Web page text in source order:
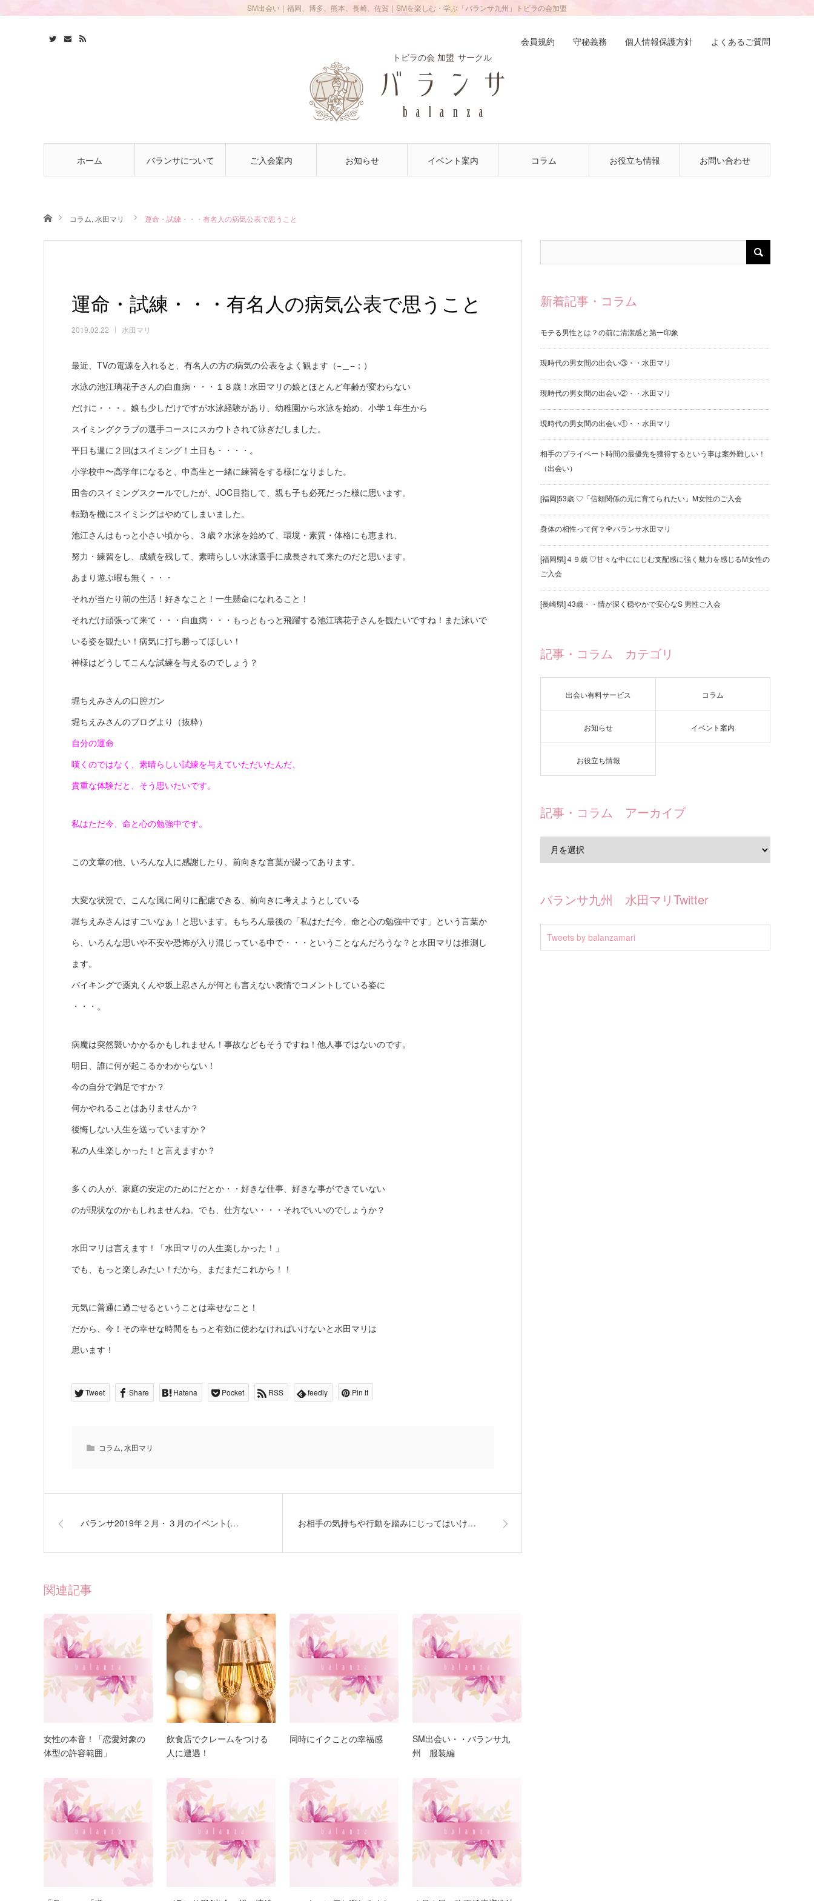
SM出会い｜福岡、博多、熊本、長崎、佐賀｜SMを楽しむ・学ぶ「バランサ九州」トビラの会加盟
トビラの会 加盟 サークル
ホーム バランサについて ご入会案内 お知らせ イベント案内 コラム お役立ち情報 お問い合わせ
会員規約 守秘義務 個人情報保護方針 よくあるご質問
ホームコラム, 水田マリ 運命・試練・・・有名人の病気公表で思うこと
運命・試練・・・有名人の病気公表で思うこと
2019.02.22 水田マリ
最近、TVの電源を入れると、有名人の方の病気の公表をよく観ます（−＿−；）
水泳の池江璃花子さんの白血病・・・１８歳！水田マリの娘とほとんど年齢が変わらない
だけに・・・。娘も少しだけですが水泳経験があり、幼稚園から水泳を始め、小学１年生から
スイミングクラブの選手コースにスカウトされて泳ぎだしました。
平日も週に２回はスイミング！土日も・・・・。
小学校中〜高学年になると、中高生と一緒に練習をする様になりました。
田舎のスイミングスクールでしたが、JOC目指して、親も子も必死だった様に思います。
転勤を機にスイミングはやめてしまいました。
池江さんはもっと小さい頃から、３歳？水泳を始めて、環境・素質・体格にも恵まれ、
努力・練習をし、成績を残して、素晴らしい水泳選手に成長されて来たのだと思います。
あまり遊ぶ暇も無く・・・
それが当たり前の生活！好きなこと！一生懸命になれること！
それだけ頑張って来て・・・白血病・・・もっともっと飛躍する池江璃花子さんを観たいですね！また泳いで
いる姿を観たい！病気に打ち勝ってほしい！
神様はどうしてこんな試練を与えるのでしょう？
堀ちえみさんの口腔ガン
堀ちえみさんのブログより（抜粋）
自分の運命
嘆くのではなく、素晴らしい試練を与えていただいたんだ、
貴重な体験だと、そう思いたいです。
私はただ今、命と心の勉強中です。
この文章の他、いろんな人に感謝したり、前向きな言葉が綴ってあります。
大変な状況で、こんな風に周りに配慮できる、前向きに考えようとしている
堀ちえみさんはすごいなぁ！と思います。もちろん最後の「私はただ今、命と心の勉強中です」という言葉か
ら、いろんな思いや不安や恐怖が入り混じっている中で・・・ということなんだろうな？と水田マリは推測し
ます。
バイキングで薬丸くんや坂上忍さんが何とも言えない表情でコメントしている姿に
・・・。
病魔は突然襲いかかるかもしれません！事故などもそうですね！他人事ではないのです。
明日、誰に何が起こるかわからない！
今の自分で満足ですか？
何かやれることはありませんか？
後悔しない人生を送っていますか？
私の人生楽しかった！と言えますか？
多くの人が、家庭の安定のためにだとか・・好きな仕事、好きな事ができていない
のが現状なのかもしれませんね。でも、仕方ない・・・それでいいのでしょうか？
水田マリは言えます！「水田マリの人生楽しかった！」
でも、もっと楽しみたい！だから、まだまだこれから！！
元気に普通に過ごせるということは幸せなこと！
だから、今！その幸せな時間をもっと有効に使わなければいけないと水田マリは
思います！
Tweet Share Hatena Pocket RSS feedly Pin it
コラム, 水田マリ
バランサ2019年２月・３月のイベント(… お相手の気持ちや行動を踏みにじってはいけ…
関連記事
女性の本音！「恋愛対象の
体型の許容範囲」
飲食店でクレームをつける
人に遭遇！
同時にイクことの幸福感
SM出会い・・バランサ九
州 服装編
新着記事・コラム
モテる男性とは？の前に清潔感と第一印象
現時代の男女間の出会い③・・水田マリ
現時代の男女間の出会い②・・水田マリ
現時代の男女間の出会い①・・水田マリ
相手のプライベート時間の最優先を獲得するという事は案外難しい！
（出会い）
[福岡]53歳 ♡「信頼関係の元に育てられたい」M女性のご入会
身体の相性って何？🌹バランサ水田マリ
[福岡県]４９歳 ♡甘々な中ににじむ支配感に強く魅力を感じるM女性の
ご入会
[長崎県] 43歳・・情が深く穏やかで安心なS 男性ご入会
記事・コラム カテゴリ
出会い有料サービス コラム
お知らせ イベント案内
お役立ち情報
記事・コラム アーカイブ
バランサ九州 水田マリTwitter
Tweets by balanzamari